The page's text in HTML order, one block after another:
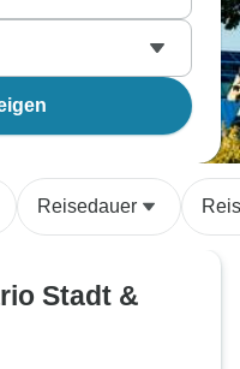
Reisedauer
Stadt &